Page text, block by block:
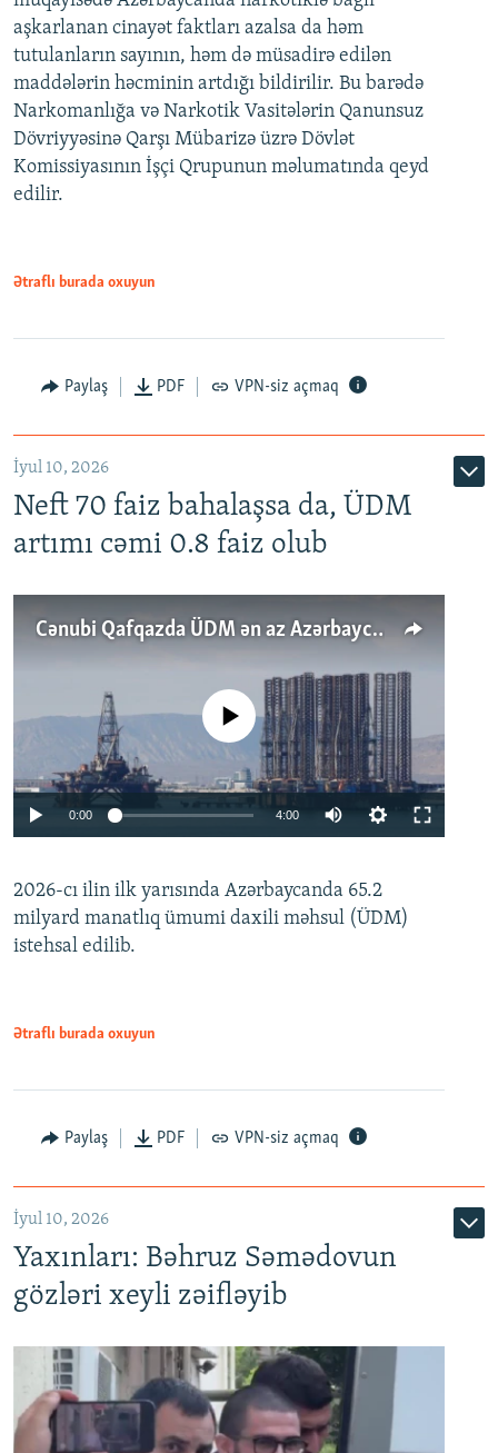
aşkarlanan cinayət faktları azalsa da həm
tutulanların sayının, həm də müsadirə edilən
maddələrin həcminin artdığı bildirilir. Bu barədə
Narkomanlığa və Narkotik Vasitələrin Qanunsuz
Dövriyyəsinə Qarşı Mübarizə üzrə Dövlət
Komissiyasının İşçi Qrupunun məlumatında qeyd
edilir.
Ətraflı burada oxuyun
Paylaş PDF VPN-siz açmaq
İyul 10, 2026
Neft 70 faiz bahalaşsa da, ÜDM
artımı cəmi 0.8 faiz olub
Cənubi Qafqazda ÜDM ən az Azərbaycanda artır: Qonşuları niyə Bakını qabaqlaya bilir?
Auto 240p 360p 480p
No media source currently available
0:00 4:00
360p
480p
2026-cı ilin ilk yarısında Azərbaycanda 65.2
milyard manatlıq ümumi daxili məhsul (ÜDM)
istehsal edilib.
Ətraflı burada oxuyun
Paylaş PDF VPN-siz açmaq
İyul 10, 2026
Yaxınları: Bəhruz Səmədovun
gözləri xeyli zəifləyib